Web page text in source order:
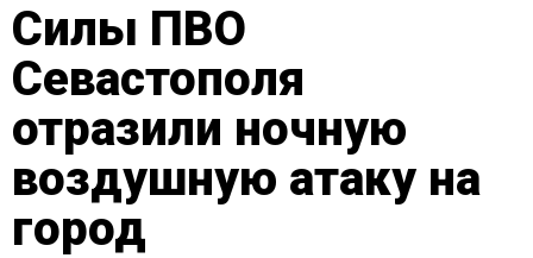
Силы ПВО
Севастополя
отразили ночную
воздушную атаку на
город